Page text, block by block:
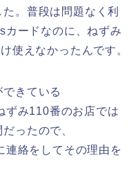
。普段は問題なく利
ードなのに、ねずみ
使えなかったんです。
きている
み110番のお店では
ったので、
絡をしてその理由を